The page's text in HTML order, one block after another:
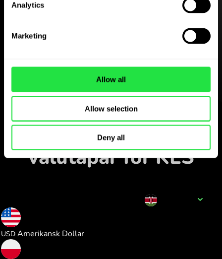
Analytics
Marketing
Allow all
Allow selection
Deny all
og registrer deg på få
Følg populære
valutapar for KES
USD Amerikansk Dollar